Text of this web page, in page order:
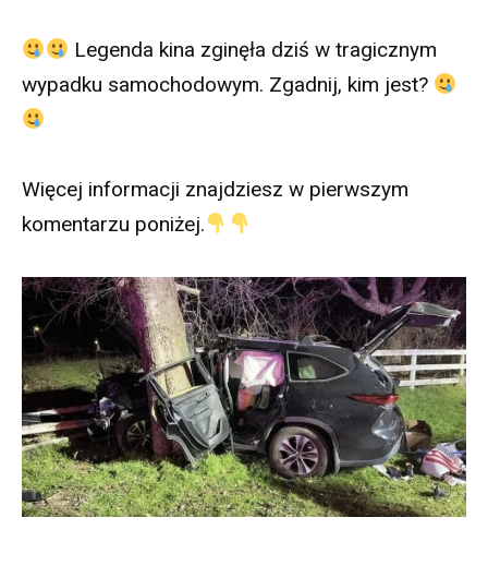
Legenda kina zginęła dziś w tragicznym
wypadku samochodowym. Zgadnij, kim jest?
Więcej informacji znajdziesz w pierwszym
komentarzu poniżej.